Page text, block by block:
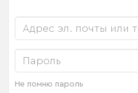
Не помню пароль